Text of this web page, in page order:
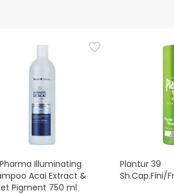
do produktu przed jego
zwrócić produkt, postępując
Illuminating
Acai Extract &
Pigment 750 ml
Plantur 39
Sh.Cap.Fini/